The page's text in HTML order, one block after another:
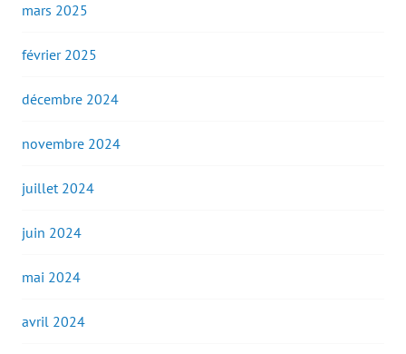
mars 2025
février 2025
décembre 2024
novembre 2024
juillet 2024
juin 2024
mai 2024
avril 2024